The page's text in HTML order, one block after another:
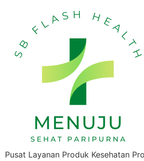
Pusat Layanan Produk Kesehatan